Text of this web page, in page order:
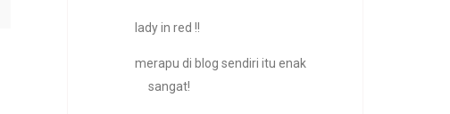
lady in red !!
merapu di blog sendiri itu enak
sangat!